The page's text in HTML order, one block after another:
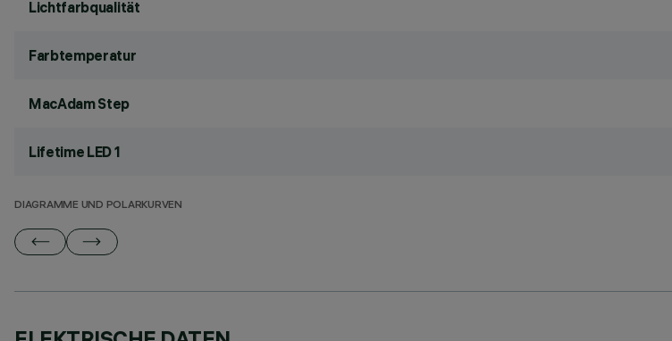
Lichtfarbqualität
Farbtemperatur
MacAdam Step
Lifetime LED 1
DIAGRAMME UND POLARKURVEN